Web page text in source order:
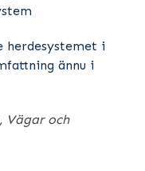
herdesystemet i
ännu i
Vägar och